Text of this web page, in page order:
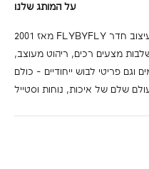
על המותג שלנו
מאז 2001 FLYBYFLY מלווה הורים במסע קסום לעיצוב חדר
מצעים רכים, ריהוט מעוצב,
וגם פריטי לבוש ייחודיים - כולם